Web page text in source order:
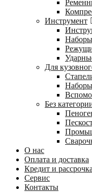
Инструмент
Для
Наборы
Без
О нас
Оплата и доставка
Кредит и рассрочка
Сервис
Контакты